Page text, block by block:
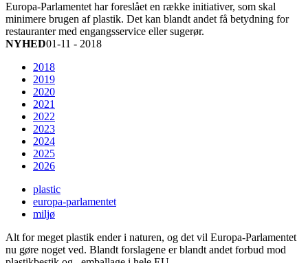
Europa-Parlamentet har foreslået en række initiativer, som skal
minimere brugen af plastik. Det kan blandt andet få betydning for
restauranter med engangsservice eller sugerør.
NYHED01-11 - 2018
2018
2019
2020
2021
2022
2023
2024
2025
2026
plastic
europa-parlamentet
miljø
Alt for meget plastik ender i naturen, og det vil Europa-Parlamentet
nu gøre noget ved. Blandt forslagene er blandt andet forbud mod